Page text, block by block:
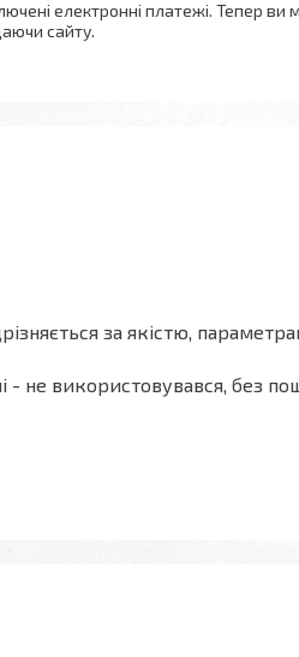
електронні платежі. Тепер
сайту.
за якістю,
- не використовувався, без